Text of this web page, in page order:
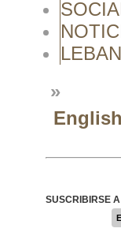
»
English
SUSCRIBIRSE